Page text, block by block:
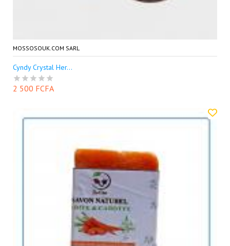
MOSSOSOUK.COM SARL
Cyndy Crystal Her...
2 500 FCFA